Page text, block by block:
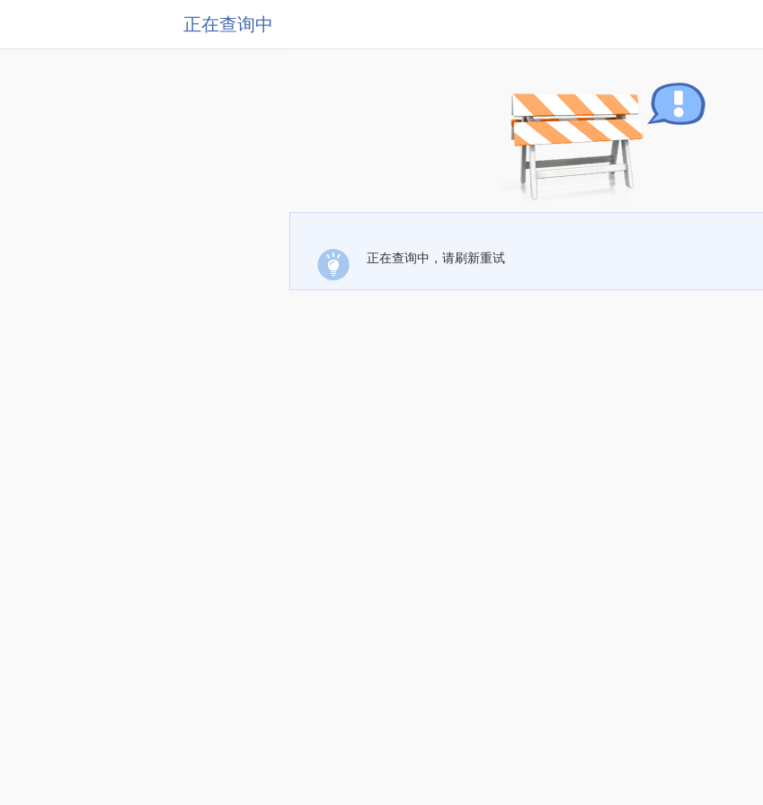
正在查询中
正在查询中，请刷新重试